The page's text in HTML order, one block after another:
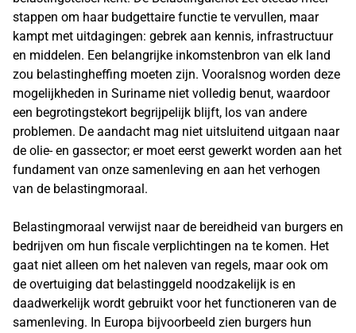
stappen om haar budgettaire functie te vervullen, maar
kampt met uitdagingen: gebrek aan kennis, infrastructuur
en middelen. Een belangrijke inkomstenbron van elk land
zou belastingheffing moeten zijn. Vooralsnog worden deze
mogelijkheden in Suriname niet volledig benut, waardoor
een begrotingstekort begrijpelijk blijft, los van andere
problemen. De aandacht mag niet uitsluitend uitgaan naar
de olie- en gassector; er moet eerst gewerkt worden aan het
fundament van onze samenleving en aan het verhogen
van de belastingmoraal.
Belastingmoraal verwijst naar de bereidheid van burgers en
bedrijven om hun fiscale verplichtingen na te komen. Het
gaat niet alleen om het naleven van regels, maar ook om
de overtuiging dat belastinggeld noodzakelijk is en
daadwerkelijk wordt gebruikt voor het functioneren van de
samenleving. In Europa bijvoorbeeld zien burgers hun